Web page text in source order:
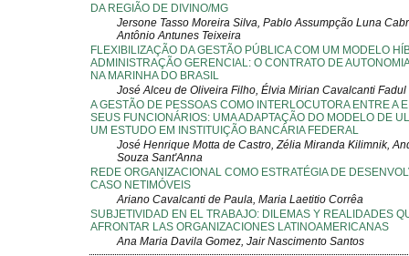
DA REGIÃO DE DIVINO/MG
Jersone Tasso Moreira Silva, Pablo Assumpção Luna
Antônio Antunes Teixeira
FLEXIBILIZAÇÃO DA GESTÃO PÚBLICA COM UM MODELO
ADMINISTRAÇÃO GERENCIAL: O CONTRATO DE
NA MARINHA DO BRASIL
José Alceu de Oliveira Filho, Élvia Mirian Cavalcanti Fadul
A GESTÃO DE PESSOAS COMO INTERLOCUTORA ENTRE A
SEUS FUNCIONÁRIOS: UMA ADAPTAÇÃO DO MODELO DE
UM ESTUDO EM INSTITUIÇÃO BANCÁRIA FEDERAL
José Henrique Motta de Castro, Zélia Miranda Kilimnik,
Souza Sant'Anna
REDE ORGANIZACIONAL COMO ESTRATÉGIA DE
CASO NETIMÓVEIS
Ariano Cavalcanti de Paula, Maria Laetitio Corrêa
SUBJETIVIDAD EN EL TRABAJO: DILEMAS Y REALIDADES
AFRONTAR LAS ORGANIZACIONES LATINOAMERICANAS
Ana Maria Davila Gomez, Jair Nascimento Santos